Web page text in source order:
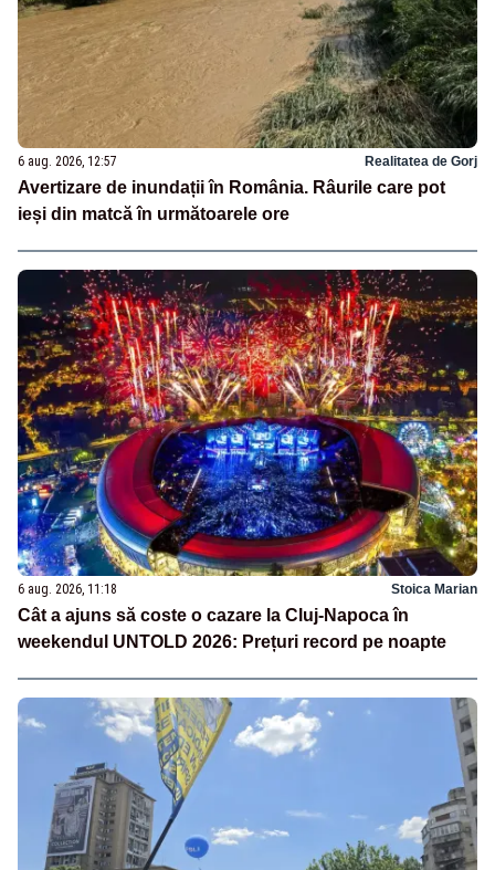
6 aug. 2026, 12:57 Realitatea de Gorj
Avertizare de inundații în România. Râurile care pot
ieși din matcă în următoarele ore
6 aug. 2026, 11:18 Stoica Marian
Cât a ajuns să coste o cazare la Cluj-Napoca în
weekendul UNTOLD 2026: Prețuri record pe noapte